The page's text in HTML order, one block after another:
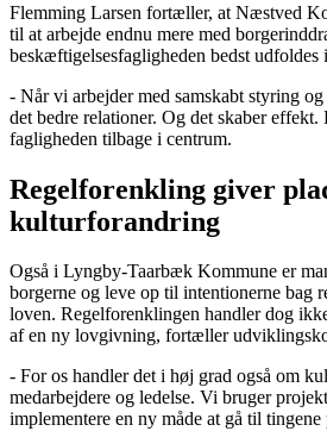
Flemming Larsen fortæller, at Næstved
til at arbejde endnu mere med
beskæftigelsesfagligheden bedst udfoldes
- Når vi arbejder med samskabt styring
det bedre relationer. Og det skaber effekt.
fagligheden tilbage i centrum.
Regelforenkling giver
kulturforandring
Også i Lyngby-Taarbæk Kommune er
borgerne og leve op til intentionerne bag
loven. Regelforenklingen handler dog
af en ny lovgivning, fortæller
- For os handler det i høj grad også om
medarbejdere og ledelse. Vi bruger
implementere en ny måde at gå til tingene